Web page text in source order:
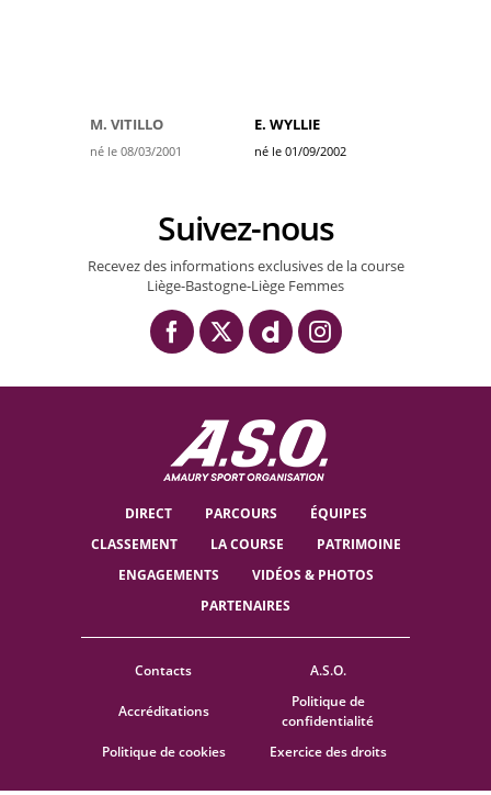
M. VITILLO
né le 08/03/2001
E. WYLLIE
né le 01/09/2002
Suivez-nous
Recevez des informations exclusives de la course
Liège-Bastogne-Liège Femmes
DIRECT PARCOURS
ÉQUIPES
CLASSEMENT
LA COURSE
PATRIMOINE
ENGAGEMENTS
VIDÉOS & PHOTOS
PARTENAIRES
Contacts A.S.O.
Accréditations
Politique de
confidentialité
Politique de cookies
Exercice des droits